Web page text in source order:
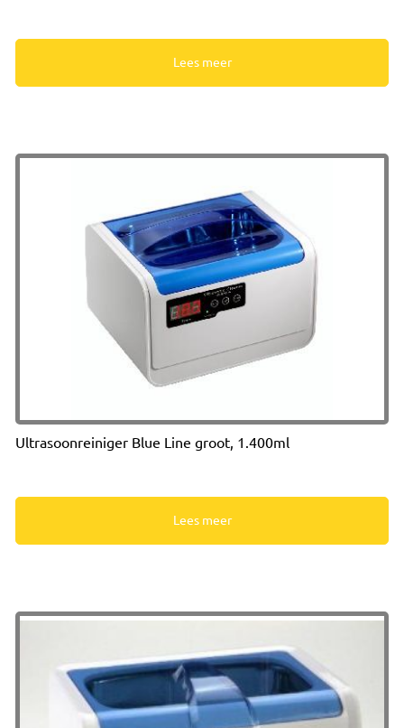
Lees meer
Ultrasoonreiniger Blue Line groot, 1.400ml
Lees meer